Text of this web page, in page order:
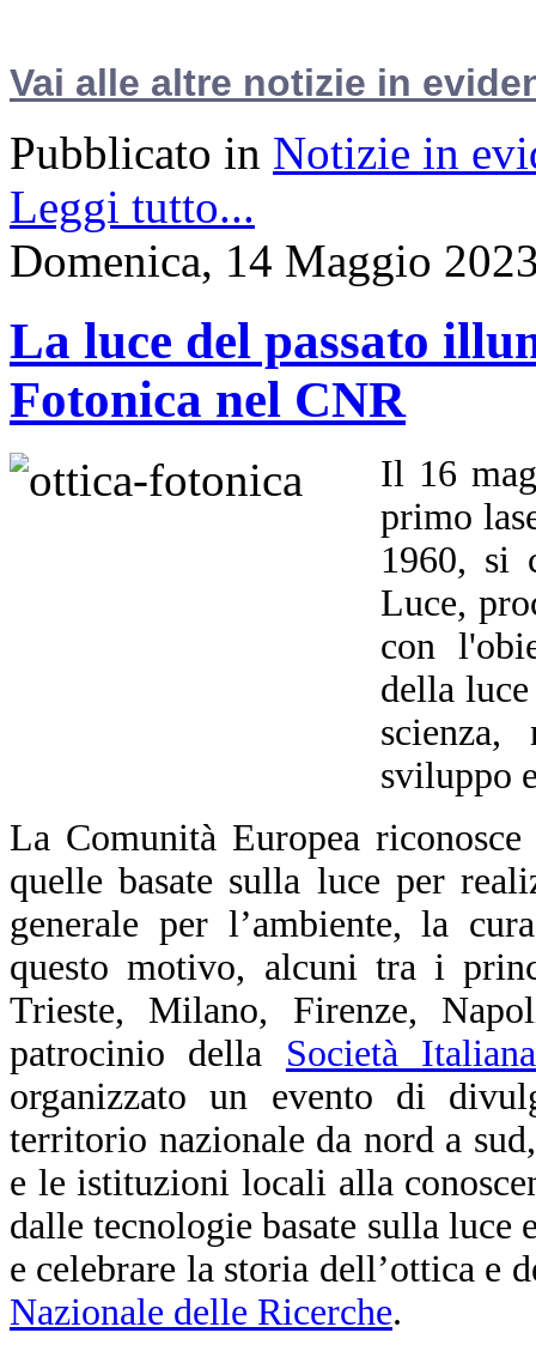
Vai alle altre notizie in
Pubblicato in Notizie in
Leggi tutto...
Domenica, 14 Maggio
La luce del passato
Fotonica nel CNR
Il 16
primo
1960, si
Luce,
con
della
scienza,
sviluppo
La Comunità Europea
quelle basate sulla luce per
generale per l’ambiente, la
questo motivo, alcuni tra i
Trieste, Milano, Firenze,
patrocinio della Società
organizzato un evento di
territorio nazionale da nord a
e le istituzioni locali alla
dalle tecnologie basate sulla
e celebrare la storia dell’ottica e
Nazionale delle Ricerche.